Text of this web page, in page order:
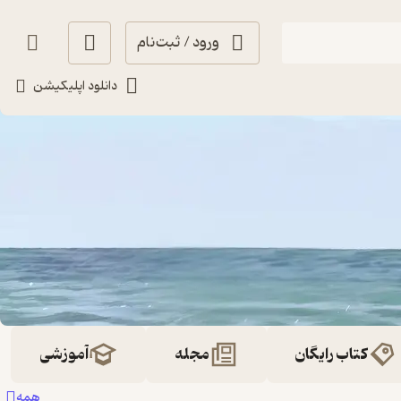
ورود / ثبت‌نام
دانلود اپلیکیشن
کتاب رایگان مجله آموزشی